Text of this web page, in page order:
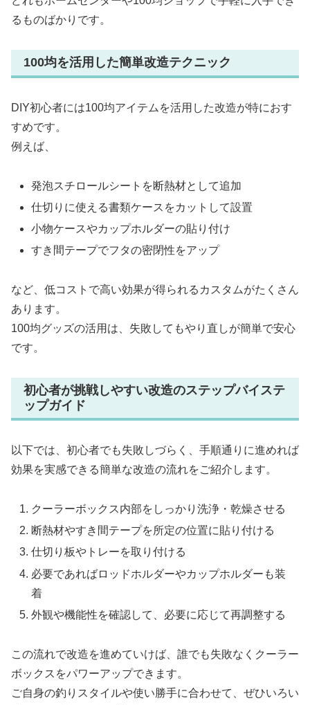
るものばかりです。
100均を活用した簡単改造テクニック
DIY初心者には100均アイテムを活用した改造が特におす
すめです。
例えば、
発泡スチロールシートを断熱材として追加
仕切りに使える書類ケースをカットして設置
小物ケースやカップホルダーの貼り付け
すき間テープでフタの密閉性をアップ
など、低コストで高い効果が得られるカスタムがたくさん
あります。
100均グッズの活用は、失敗してもやり直しが簡単で安心
です。
初心者が挑戦しやすい改造のステップバイステ
ップガイド
以下では、初心者でも失敗しづらく、手順通りに進めれば
効果を実感できる簡単な改造の流れをご紹介します。
クーラーボックス内部をしっかり洗浄・乾燥させる
断熱材やすき間テープを所定の位置に貼り付ける
仕切り板やトレーを取り付ける
必要であればロッドホルダーやカップホルダーも装
着
外観や機能性を確認して、必要に応じて再調整する
この流れで改造を進めていけば、誰でも失敗なくクーラー
ボックスをパワーアップできます。
ご自身の釣りスタイルや使い勝手に合わせて、ぜひいろい